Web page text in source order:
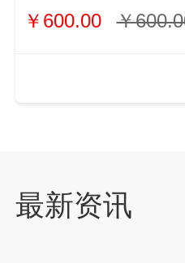
￥600.00 ￥
最新资讯